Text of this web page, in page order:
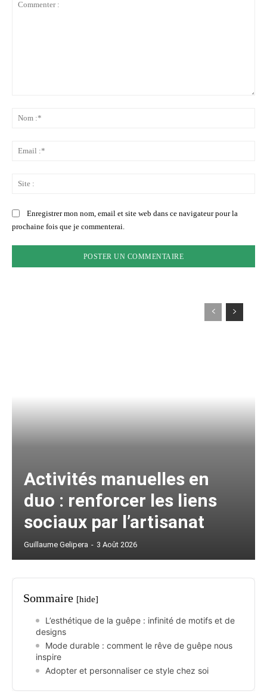
Enregistrer mon nom, email et site web dans ce navigateur pour la
prochaine fois que je commenterai.
Activités manuelles en
duo : renforcer les liens
sociaux par l’artisanat
Guillaume Gelipera - 3 Août 2026
Sommaire [hide]
L’esthétique de la guêpe : infinité de motifs et de
designs
Mode durable : comment le rêve de guêpe nous
inspire
Adopter et personnaliser ce style chez soi